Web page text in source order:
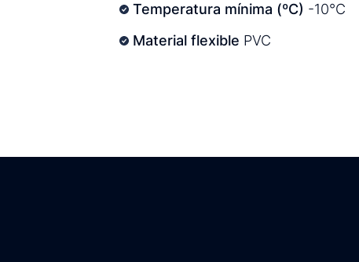
Temperatura mínima (ºC) -10°C
Material flexible PVC